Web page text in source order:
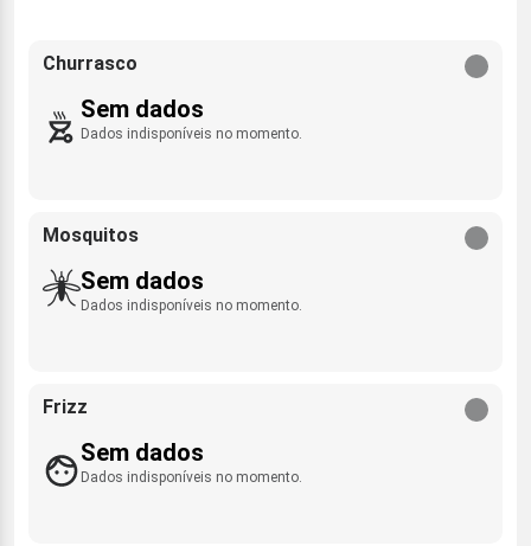
Churrasco
Sem dados
Dados indisponíveis no momento.
Mosquitos
Sem dados
Dados indisponíveis no momento.
Frizz
Sem dados
Dados indisponíveis no momento.